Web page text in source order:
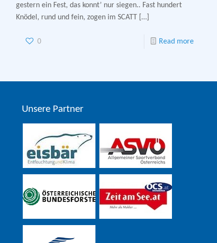
gestern ein Fest, das konnt’ nur siegen.. Fast hundert
Knödel, rund und fein, zogen im SCATT
[…]
0 Read more
Unsere Partner